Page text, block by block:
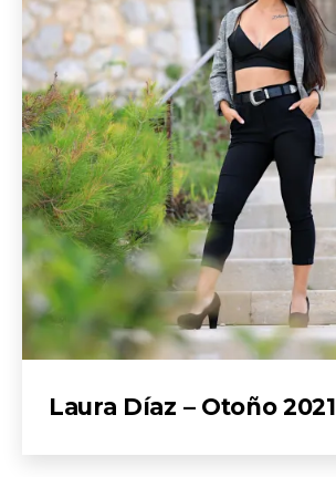
Laura Díaz – Otoño 2021